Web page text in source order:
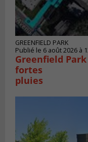
GREENFIELD PARK
Publié le 6 août 2026 à
Greenfield
fortes